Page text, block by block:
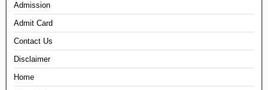
Admission
Admit Card
Contact Us
Disclaimer
Home